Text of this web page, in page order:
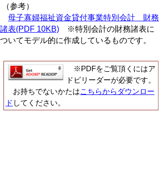
（参考）
母子寡婦福祉資金貸付事業特別会計 財務
諸表(PDF 10KB) ※特別会計の財務諸表に
ついてモデル的に作成しているものです。
※PDFをご覧頂くにはア
ドビリーダーが必要です。
お持ちでないかたはこちらからダウンロー
ド してください。